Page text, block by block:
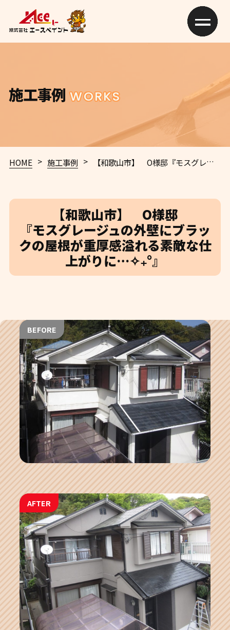
施工事例 WORKS
HOME > 施工事例 > 【和歌山市】 O様邸 『モスグレージュの外壁にブラックの屋根が重厚感溢れる素敵な仕上がりに…✧₊°』
【和歌山市】 O様邸
『モスグレージュの外壁にブラッ
クの屋根が重厚感溢れる素敵な仕
上がりに…✧₊°』
BEFORE
AFTER